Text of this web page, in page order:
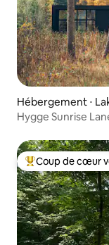
Hébergement ⋅
Hygge Sunrise
Coups de cœur
Coup de cœur